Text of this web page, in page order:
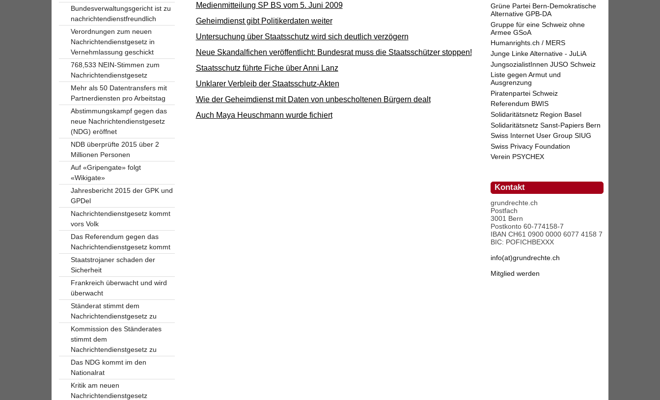
Medienmitteilung SP BS vom 5. Juni 2009
Geheimdienst gibt Politikerdaten weiter
Untersuchung über Staatsschutz wird sich deutlich verzögern
Neue Skandalfichen veröffentlicht: Bundesrat muss die Staatsschützer stoppen!
Staatsschutz führte Fiche über Anni Lanz
Unklarer Verbleib der Staatsschutz-Akten
Wie der Geheimdienst mit Daten von unbescholtenen Bürgern dealt
Auch Maya Heuschmann wurde fichiert
Grüne Partei Bern-Demokratische
Alternative GPB-DA
Gruppe für eine Schweiz ohne
Armee GSoA
Humanrights.ch / MERS
Junge Linke Alternative - JuLiA
JungsozialistInnen JUSO Schweiz
Liste gegen Armut und
Ausgrenzung
Piratenpartei Schweiz
Referendum BWIS
Solidaritätsnetz Region Basel
Solidaritätsnetz Sanst-Papiers Bern
Swiss Internet User Group SIUG
Swiss Privacy Foundation
Verein PSYCHEX
Kontakt
grundrechte.ch
Postfach
3001 Bern
Postkonto 60-774158-7
IBAN CH61 0900 0000 6077 4158 7
BIC: POFICHBEXXX
info(at)grundrechte.ch
Mitglied werden
Bundesverwaltungsgericht ist zu
nachrichtendienstfreundlich
Verordnungen zum neuen
Nachrichtendienstgesetz in
Vernehmlassung geschickt
768,533 NEIN-Stimmen zum
Nachrichtendienstgesetz
Mehr als 50 Datentransfers mit
Partnerdiensten pro Arbeitstag
Abstimmungskampf gegen das
neue Nachrichtendienstgesetz
(NDG) eröffnet
NDB überprüfte 2015 über 2
Millionen Personen
Auf «Gripengate» folgt
«Wikigate»
Jahresbericht 2015 der GPK und
GPDel
Nachrichtendienstgesetz kommt
vors Volk
Das Referendum gegen das
Nachrichtendienstgesetz kommt
Staatstrojaner schaden der
Sicherheit
Frankreich überwacht und wird
überwacht
Ständerat stimmt dem
Nachrichtendienstgesetz zu
Kommission des Ständerates
stimmt dem
Nachrichtendienstgesetz zu
Das NDG kommt im den
Nationalrat
Kritik am neuen
Nachrichtendienstgesetz